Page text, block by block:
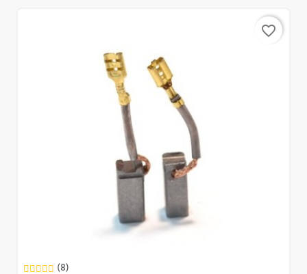
favorite_border
(8)